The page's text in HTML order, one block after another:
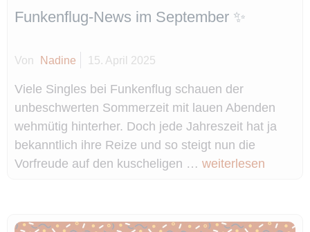
Funkenflug-News im September ✨
Von Nadine 15. April 2025
Viele Singles bei Funkenflug schauen der
unbeschwerten Sommerzeit mit lauen Abenden
wehmütig hinterher. Doch jede Jahreszeit hat ja
bekanntlich ihre Reize und so steigt nun die
Vorfreude auf den kuscheligen … weiterlesen